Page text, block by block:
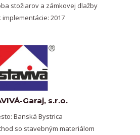
stožiarov a zámkovej dlažby
implementácie: 2017
Garaj, s.r.o.
Banská Bystrica
so stavebným materiálom